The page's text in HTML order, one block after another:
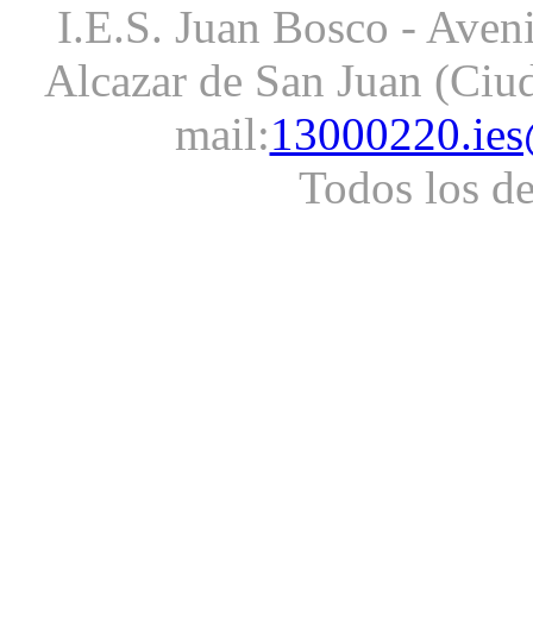
I.E.S. Juan Bosco -
Alcazar de San Juan
mail:
Todos los